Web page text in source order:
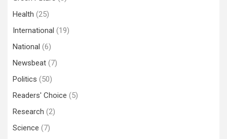
Health (25)
International (19)
National (6)
Newsbeat (7)
Politics (50)
Readers' Choice (5)
Research (2)
Science (7)